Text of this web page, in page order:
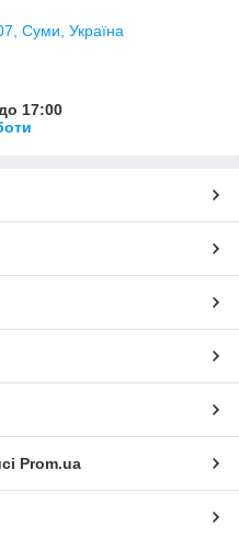
Суми, Україна
17:00
Prom.ua